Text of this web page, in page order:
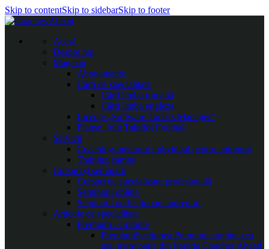
Skip to contentSkip to sidebarSkip to footer
Acasă
Despre noi
Magazin
Abonamente
Cărți de specialitate
Cărți limba română
Cărți limba engleza
Licențe „Software Tactics Manager”
Planșe, folii Taktifol Football
Servicii
Coaching-mentorat individual pentru antrenori
Training camps
Cursuri și seminarii
Cursuri de specializare profesională
Seminarii online
Seminarii perfecționare antrenori
Articole de specialitate
Premium / Gratuite
PremiumSecțiunea Premium conține cea
mai mare parte din librăria Coaches Ahead